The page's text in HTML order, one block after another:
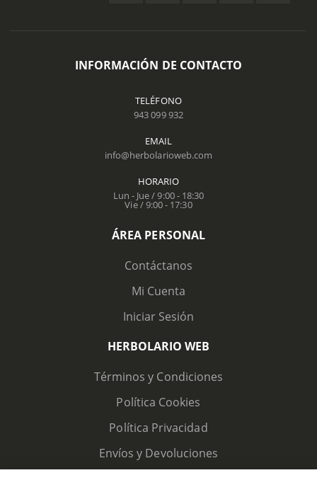
INFORMACIÓN DE CONTACTO
TELÉFONO
943 099 932
EMAIL
info@herbolarioweb.com
HORARIO
Lun - Jue / 9:00 - 18:30
Vie / 9:00 - 17:30
ÁREA PERSONAL
Contáctanos
Mi Cuenta
Iniciar Sesión
HERBOLARIO WEB
Términos y Condiciones
Política Cookies
Política Privacidad
Envíos y Devoluciones